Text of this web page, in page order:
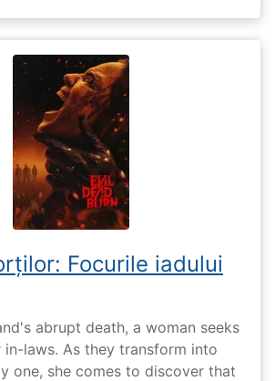
Focurile iadului
abrupt death, a woman seeks
in-laws. As they transform into
one, she comes to discover that